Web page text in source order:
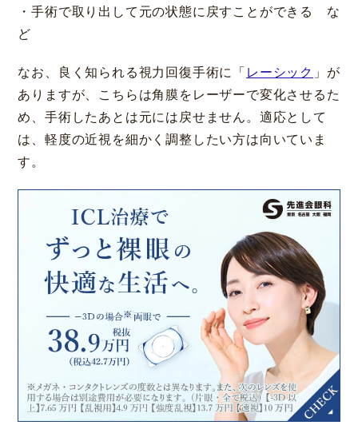
・手術で取り出して元の状態に戻すことができる な
ど
なお、良く知られる視力回復手術に「 レーシック 」が
ありますが、こちらは角膜をレーザーで変化させるた
め、手術したあとは元には戻せません。適応として
は、軽度の近視を細かく調整したい方は向いていま
す。